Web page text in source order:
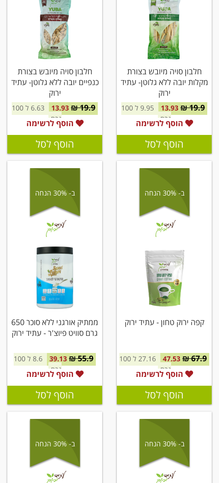
חלבון סויה מיובש בצורת
מקלות יובה ללא גלוטן- עתיד
ירוק
19.9 ₪
13.93
9.95 ל 100
גרם
הוסף לרשימה
הוסף לסל
חלבון סויה מיובש בצורת
כנפיים יובה ללא גלוטן- עתיד
ירוק
19.9 ₪
13.93
6.63 ל 100
גרם
הוסף לרשימה
הוסף לסל
ב- 30% הנחה
קפה ירוק טחון - עתיד ירוק
67.9 ₪
47.53
27.16 ל 100
גרם
הוסף לרשימה
הוסף לסל
ב- 30% הנחה
ממתיק אורגני ללא סוכר 650
גרם סוויט פיוצ'ר - עתיד ירוק
55.9 ₪
39.13
8.6 ל 100
גרם
הוסף לרשימה
הוסף לסל
ב- 30% הנחה ב- 30% הנחה